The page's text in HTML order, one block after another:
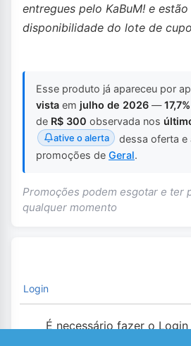
entregues pelo KaBuM! e
disponibilidade do lote de
Esse produto já apareceu por
vista em julho de 2026 —
de R$ 300 observada nos
ative o alerta
dessa oferta e
promoções de Geral.
Promoções podem esgotar e ter
qualquer momento
Login
É necessário fazer o